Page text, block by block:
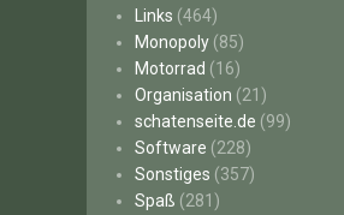
Links (464)
Monopoly (85)
Motorrad (16)
Organisation (21)
schatenseite.de (99)
Software (228)
Sonstiges (357)
Spaß (281)